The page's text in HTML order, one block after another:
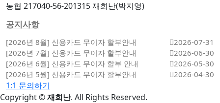
농협 217040-56-201315 재희난(박지영)
공지사항
[2026년 8월] 신용카드 무이자 할부안내
2026-07-31
[2026년 7월] 신용카드 무이자 할부안내
2026-06-30
[2026년 6월] 신용카드 무이자 할부 안내
2026-05-30
[2026년 5월] 신용카드 무이자 할부안내
2026-04-30
1:1 문의하기
Copyright©재희난. All Rights Reserved.